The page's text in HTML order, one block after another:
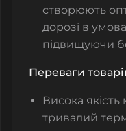
створюють
дорозі в
підвищуючи
Переваги
Висока
тривалий